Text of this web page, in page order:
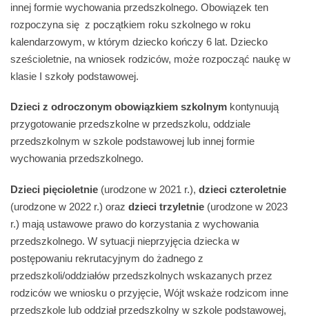
innej formie wychowania przedszkolnego. Obowiązek ten
rozpoczyna się z początkiem roku szkolnego w roku
kalendarzowym, w którym dziecko kończy 6 lat. Dziecko
sześcioletnie, na wniosek rodziców, może rozpocząć naukę w
klasie I szkoły podstawowej.
Dzieci z odroczonym obowiązkiem szkolnym kontynuują
przygotowanie przedszkolne w przedszkolu, oddziale
przedszkolnym w szkole podstawowej lub innej formie
wychowania przedszkolnego.
Dzieci pięcioletnie (urodzone w 2021 r.), dzieci czteroletnie
(urodzone w 2022 r.) oraz dzieci trzyletnie (urodzone w 2023
r.) mają ustawowe prawo do korzystania z wychowania
przedszkolnego. W sytuacji nieprzyjęcia dziecka w
postępowaniu rekrutacyjnym do żadnego z
przedszkoli/oddziałów przedszkolnych wskazanych przez
rodziców we wniosku o przyjęcie, Wójt wskaże rodzicom inne
przedszkole lub oddział przedszkolny w szkole podstawowej,